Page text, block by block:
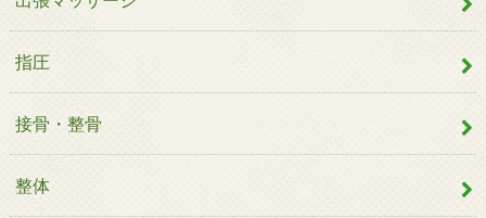
指圧
接骨・整骨
整体